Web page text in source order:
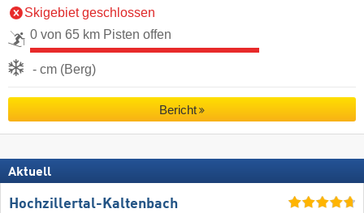
Skigebiet geschlossen
0 von 65 km Pisten offen
- cm (Berg)
Bericht
Aktuell
Hochzillertal-Kaltenbach